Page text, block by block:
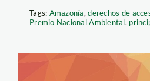
Tags: Amazonía,derechos de
Premio Nacional Ambiental,